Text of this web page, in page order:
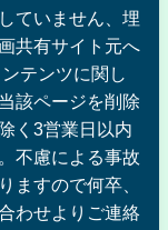
ていません、埋
共有サイト元へ
テンツに関し
該ページを削除
く3営業日以内
不慮による事故
ますので何卒、
わせよりご連絡